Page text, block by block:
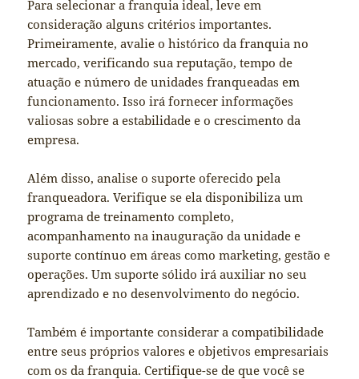
Para selecionar a franquia ideal, leve em
consideração alguns critérios importantes.
Primeiramente, avalie o histórico da franquia no
mercado, verificando sua reputação, tempo de
atuação e número de unidades franqueadas em
funcionamento. Isso irá fornecer informações
valiosas sobre a estabilidade e o crescimento da
empresa.
Além disso, analise o suporte oferecido pela
franqueadora. Verifique se ela disponibiliza um
programa de treinamento completo,
acompanhamento na inauguração da unidade e
suporte contínuo em áreas como marketing, gestão e
operações. Um suporte sólido irá auxiliar no seu
aprendizado e no desenvolvimento do negócio.
Também é importante considerar a compatibilidade
entre seus próprios valores e objetivos empresariais
com os da franquia. Certifique-se de que você se